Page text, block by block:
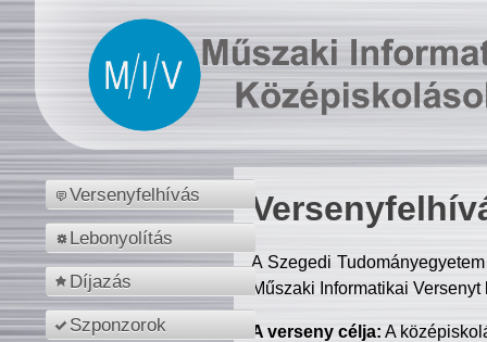
Versenyfelhívás
Lebonyolítás
Díjazás
Szponzorok
A Szegedi
Műszaki Informatikai
A verseny célja: A